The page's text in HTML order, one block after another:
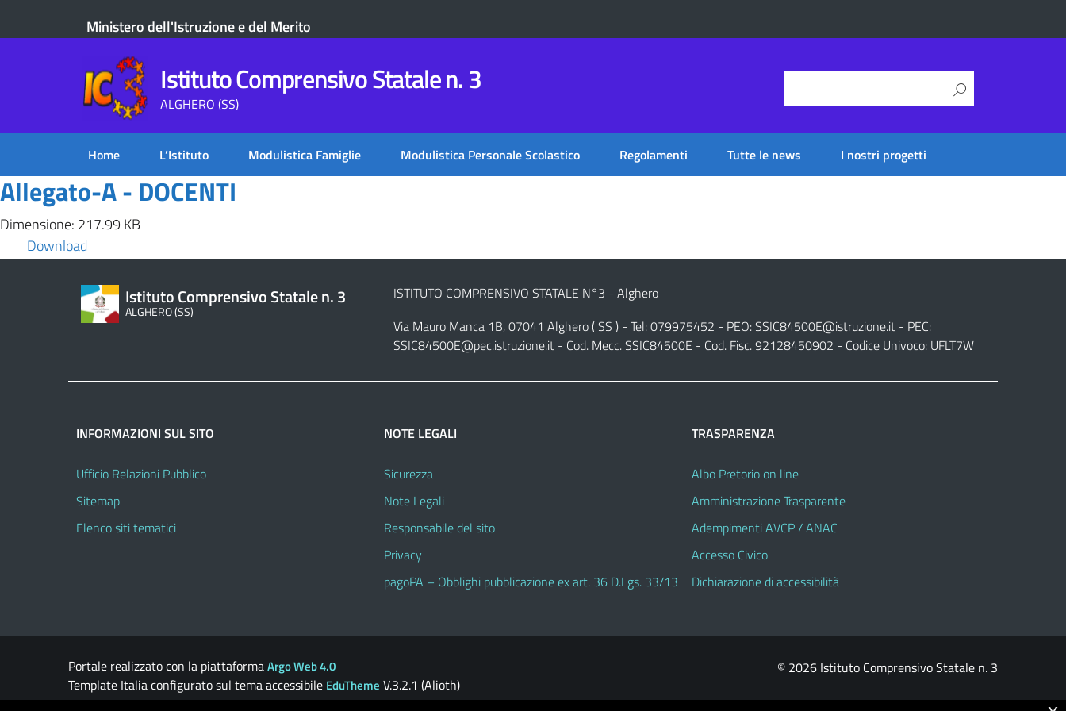
Ministero dell'Istruzione e del Merito
Istituto Comprensivo Statale n. 3
ALGHERO (SS)
Home L’Istituto Modulistica Famiglie Modulistica Personale Scolastico Regolamenti Tutte le news I nostri progetti
Allegato-A - DOCENTI
Dimensione: 217.99 KB
Download
Istituto Comprensivo Statale n. 3
ALGHERO (SS)
ISTITUTO COMPRENSIVO STATALE N°3 - Alghero
Via Mauro Manca 1B, 07041 Alghero ( SS ) - Tel: 079975452 - PEO:SSIC84500E@istruzione.it- PEC:
SSIC84500E@pec.istruzione.it- Cod. Mecc. SSIC84500E - Cod. Fisc. 92128450902 - Codice Univoco: UFLT7W
INFORMAZIONI SUL SITO
Ufficio Relazioni Pubblico
Sitemap
Elenco siti tematici
NOTE LEGALI
Sicurezza
Note Legali
Responsabile del sito
Privacy
pagoPA – Obblighi pubblicazione ex art. 36 D.Lgs. 33/13
TRASPARENZA
Albo Pretorio on line
Amministrazione Trasparente
Adempimenti AVCP / ANAC
Accesso Civico
Dichiarazione di accessibilità
Portale realizzato con la piattaformaArgo Web 4.0
Template Italia configurato sul tema accessibile EduTheme V.3.2.1 (Alioth)
© 2026 Istituto Comprensivo Statale n. 3